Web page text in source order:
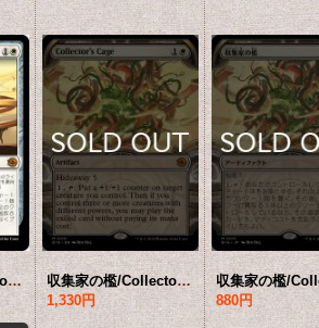
収集家の檻/Collector's Cage 【日本語版】 [BIG-白MR]
収集家の檻/Collector's Cage (ショーケース版) 【英語版】 [BIG-白MR]
1,330円
880円